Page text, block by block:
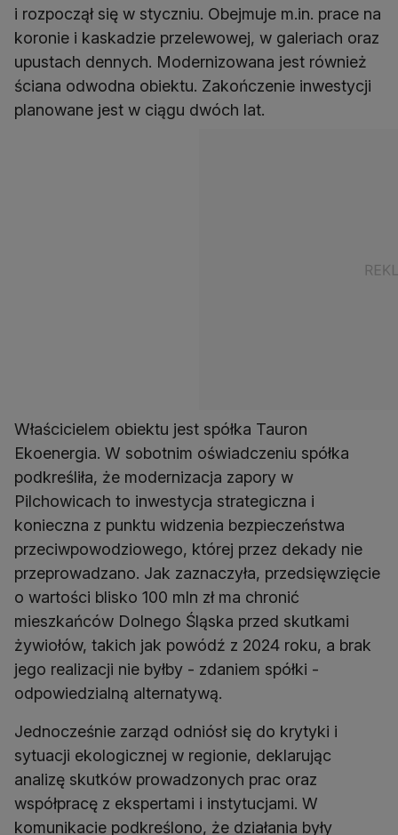
i rozpoczął się w styczniu. Obejmuje m.in. prace na
koronie i kaskadzie przelewowej, w galeriach oraz
upustach dennych. Modernizowana jest również
ściana odwodna obiektu. Zakończenie inwestycji
planowane jest w ciągu dwóch lat.
Właścicielem obiektu jest spółka Tauron
Ekoenergia. W sobotnim oświadczeniu spółka
podkreśliła, że modernizacja zapory w
Pilchowicach to inwestycja strategiczna i
konieczna z punktu widzenia bezpieczeństwa
przeciwpowodziowego, której przez dekady nie
przeprowadzano. Jak zaznaczyła, przedsięwzięcie
o wartości blisko 100 mln zł ma chronić
mieszkańców Dolnego Śląska przed skutkami
żywiołów, takich jak powódź z 2024 roku, a brak
jego realizacji nie byłby - zdaniem spółki -
odpowiedzialną alternatywą.
Jednocześnie zarząd odniósł się do krytyki i
sytuacji ekologicznej w regionie, deklarując
analizę skutków prowadzonych prac oraz
współpracę z ekspertami i instytucjami. W
komunikacie podkreślono, że działania były